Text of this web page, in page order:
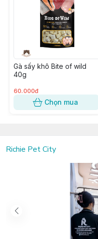
và chất bảo quản
Thành phần dinh dưỡng :
Crude Protein (min) 7.0%
Crude Fat (min) 0.2%
Crude Fiber (max) 1.0%
Ash (max) 2.0%
Moisture (max)
Gà sấy khô Bite of wild
40g
60.000đ
Chọn mua
Richie Pet City